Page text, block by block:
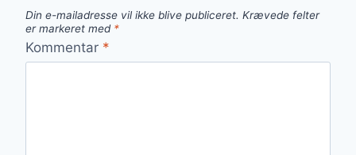
Din e-mailadresse vil ikke blive publiceret. Krævede felter
er markeret med *
Kommentar *